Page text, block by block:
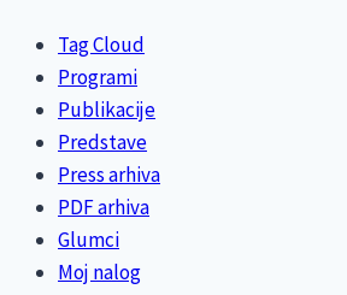
Tag Cloud
Programi
Publikacije
Predstave
Press arhiva
PDF arhiva
Glumci
Moj nalog